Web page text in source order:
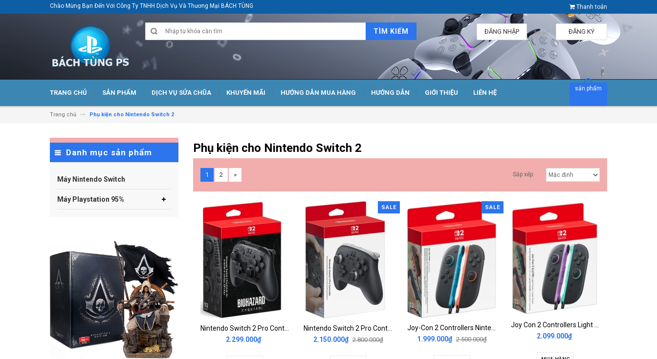
Chào Mừng Bạn Đến Với Công Ty TNHH Dịch Vụ Và Thương Mại BÁCH TÙNG Thanh toán
TÌM KIẾM ĐĂNG KÝ
hoặc
ĐĂNG NHẬP
TRANG CHỦ SẢN PHẨM DỊCH VỤ SỬA CHŨA KHUYẾN MÃI HƯỚNG DẪN MUA HÀNG HƯỚNG DẪN GIỚI THIỆU LIÊN HỆ
sản phẩm
Trang chủ Phụ kiện cho Nintendo Switch 2
Phụ kiện cho Nintendo Switch 2
Sắp xếp:
1 2 »
Nintendo Switch 2 Pro Controller Resident Evil Requiem Edition
2.299.000₫
SALE
2.150.000₫ 2.800.000₫
SALE
1.999.000₫ 2.500.000₫
Joy Con 2 Controllers Light Purple & Light Green Nintendo Switch 2
2.099.000₫
Danh mục sản phẩm
Máy Nintendo Switch
Máy Playstation 95%